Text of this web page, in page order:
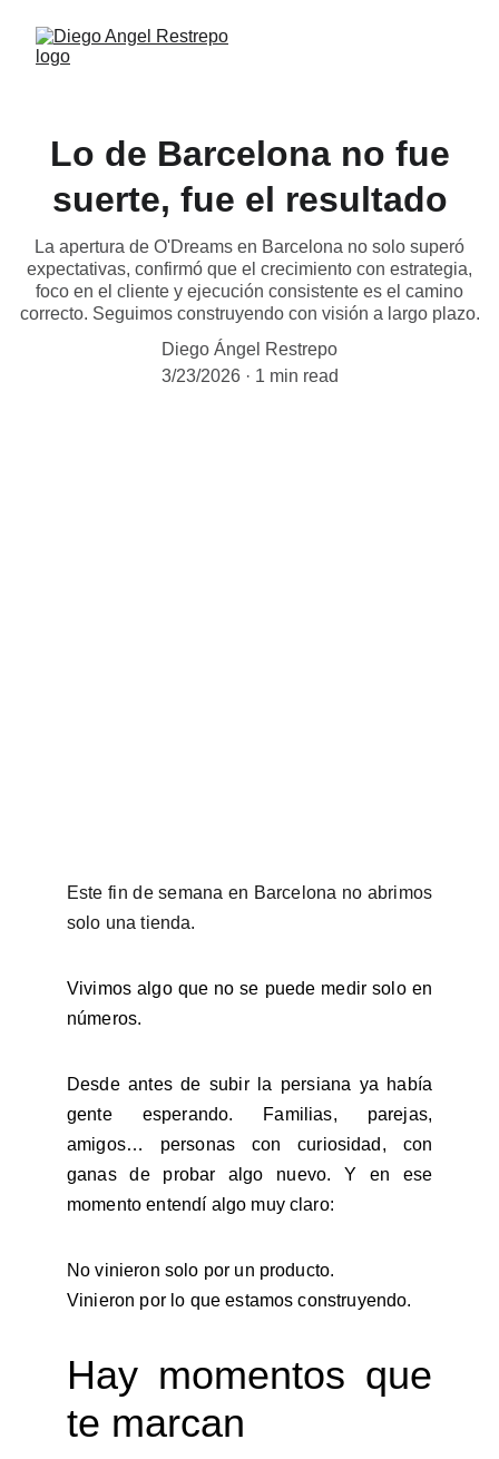
Lo de Barcelona no fue
suerte, fue el resultado
La apertura de O'Dreams en Barcelona no solo superó
expectativas, confirmó que el crecimiento con estrategia,
foco en el cliente y ejecución consistente es el camino
correcto. Seguimos construyendo con visión a largo plazo.
Diego Ángel Restrepo
3/23/2026
1 min read
Este fin de semana en Barcelona no abrimos
solo una tienda.
Vivimos algo que no se puede medir solo en
números.
Desde antes de subir la persiana ya había
gente esperando. Familias, parejas,
amigos… personas con curiosidad, con
ganas de probar algo nuevo. Y en ese
momento entendí algo muy claro:
No vinieron solo por un producto.
Vinieron por lo que estamos construyendo.
Hay momentos que
te marcan